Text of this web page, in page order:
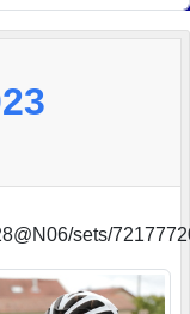
sets/